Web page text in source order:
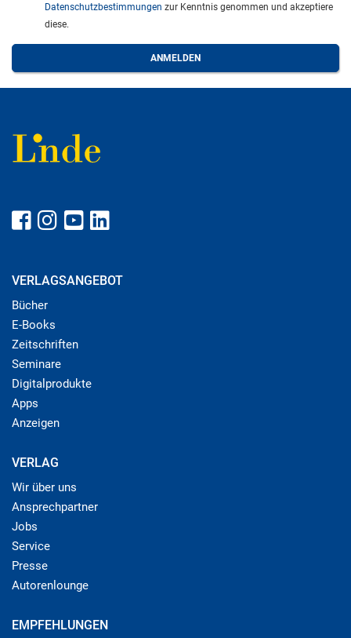
Datenschutzbestimmungen zur Kenntnis genommen und akzeptiere
diese.
VERLAGSANGEBOT
Bücher
E-Books
Zeitschriften
Seminare
Digitalprodukte
Apps
Anzeigen
VERLAG
Wir über uns
Ansprechpartner
Jobs
Service
Presse
Autorenlounge
EMPFEHLUNGEN